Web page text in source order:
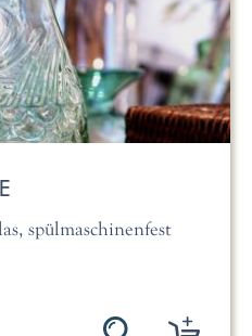
spülmaschinenfest